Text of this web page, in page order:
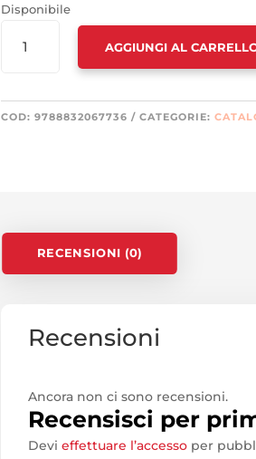
Disponibile
ITALIA
2022
AGGIUNGI AL
COD:9788832067736 CATEGORIE:
RECENSIONI (0)
Recensioni
Ancora non ci sono recensioni.
Recensisci per
Devieffettuare l’accesso per